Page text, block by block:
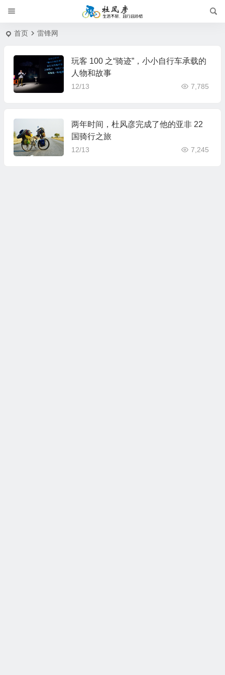
首页 雷锋网
玩客 100 之“骑迹”，小小自行车承载的
人物和故事
12/13 7,785
两年时间，杜风彦完成了他的亚非 22
国骑行之旅
12/13 7,245